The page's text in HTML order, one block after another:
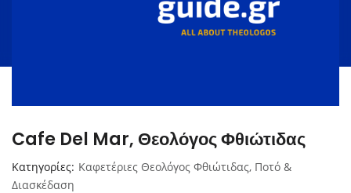
Cafe Del Mar, Θεολόγος Φθιώτιδας
Κατηγορίες Καφετέριες Θεολόγος Φθιώτιδας, Ποτό &
Διασκέδαση